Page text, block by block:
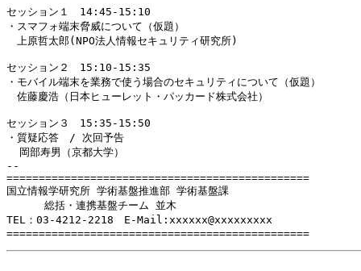
セッション１　14:45-15:10
・スマフォ端末脅威について（仮題）
上原哲太郎(NPO法人情報セキュリティ研究所)
セッション２　15:10-15:35
・モバイル端末を業務で使う場合のセキュリティについて（仮題）
佐藤慶浩（日本ヒューレット・パッカード株式会社）
セッション３　15:35-15:50
・質疑応答　/ 次回予告
  岡部寿男（京都大学）
--
===============================================
国立情報学研究所 学術基盤推進部 学術基盤課
総括・連携基盤チーム 並木
TEL：03-4212-2218　E-Mail:xxxxxx@xxxxxxxxx
===============================================